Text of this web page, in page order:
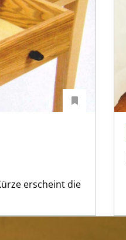
erscheint die